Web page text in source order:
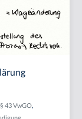
§ 43 VwGO,